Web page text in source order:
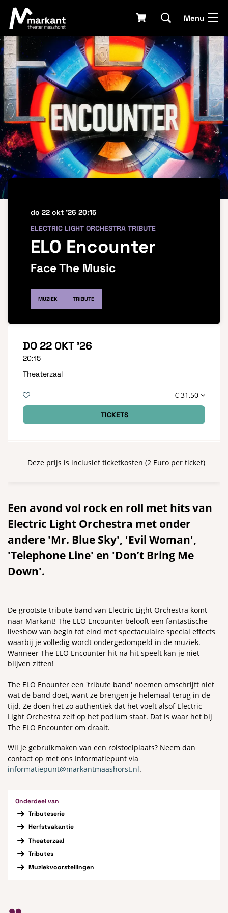
Menu
ELO Encounter
Face The Music
ELECTRIC LIGHT ORCHESTRA TRIBUTE
do 22 okt '26 20:15
MUZIEK TRIBUTE
DO 22 OKT '26
20:15
Theaterzaal
€ 31,50
TICKETS
Deze prijs is inclusief ticketkosten (2 Euro per ticket)
Een avond vol rock en roll met hits van
Electric Light Orchestra met onder
andere 'Mr. Blue Sky', 'Evil Woman',
'Telephone Line' en 'Don’t Bring Me
Down'.
De grootste tribute band van Electric Light Orchestra komt
naar Markant! The ELO Encounter belooft een fantastische
liveshow van begin tot eind met spectaculaire special effects
waarbij je volledig wordt ondergedompeld in de muziek.
Wanneer The ELO Encounter hit na hit speelt kan je niet
blijven zitten!
The ELO Enounter een 'tribute band' noemen omschrijft niet
wat de band doet, want ze brengen je helemaal terug in de
tijd. Ze doen het zo authentiek dat het voelt alsof Electric
Light Orchestra zelf op het podium staat. Dat is waar het bij
The ELO Encounter om draait.
Wil je gebruikmaken van een rolstoelplaats? Neem dan
contact op met ons Informatiepunt via
informatiepunt@markantmaashorst.nl.
Onderdeel van
Tributeserie
Herfstvakantie
Theaterzaal
Tributes
Muziekvoorstellingen
Inzoomen